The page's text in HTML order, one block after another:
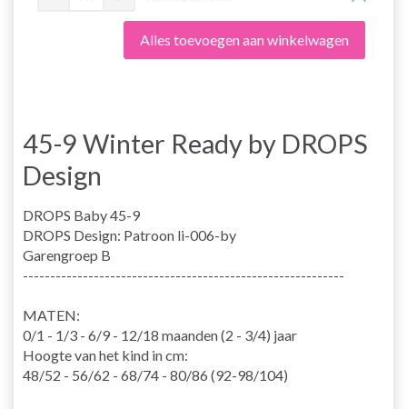
Alles toevoegen aan winkelwagen
45-9 Winter Ready by DROPS
Design
DROPS Baby 45-9
DROPS Design: Patroon li-006-by
Garengroep B
-----------------------------------------------------------
MATEN:
0/1 - 1/3 - 6/9 - 12/18 maanden (2 - 3/4) jaar
Hoogte van het kind in cm:
48/52 - 56/62 - 68/74 - 80/86 (92-98/104)